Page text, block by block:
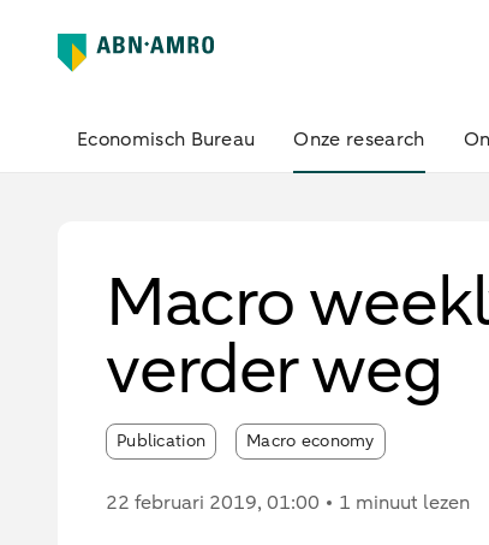
Economisch Bureau Onze research
Macro
verder weg
Publication Macro economy
22 februari 2019, 01:00 1 minuut lezen